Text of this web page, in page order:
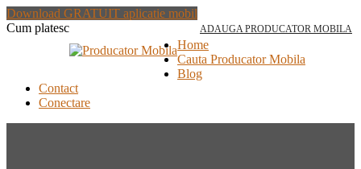
Download GRATUIT aplicatie mobil
Cum platesc
ADAUGA PRODUCATOR MOBILA
Home
Cauta Producator Mobila
Blog
Contact
Conectare